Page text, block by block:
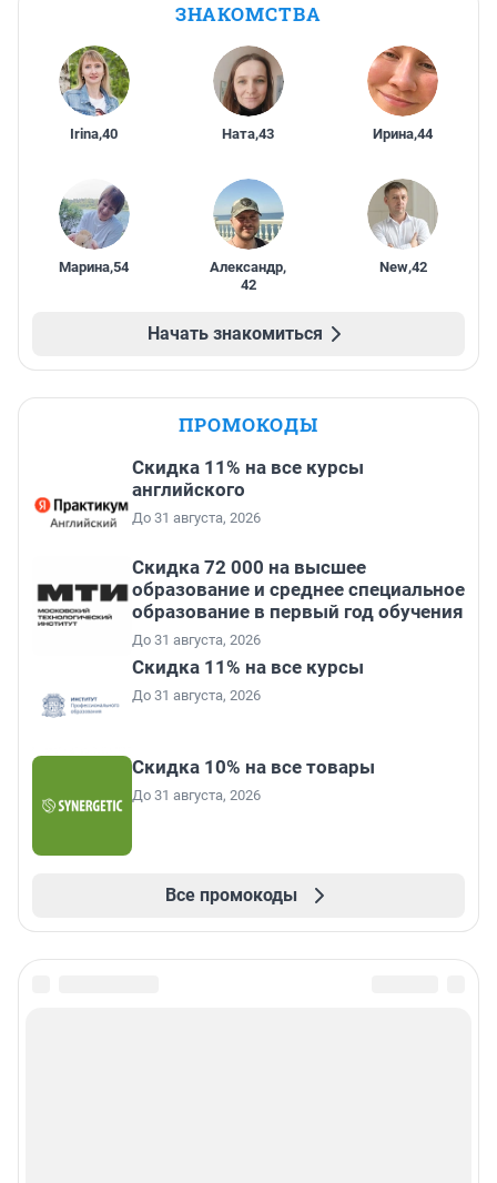
ЗНАКОМСТВА
Irina,40 Ната,43 Ирина,44
Марина,54 Александр,
42
New,42
Начать знакомиться
ПРОМОКОДЫ
Скидка 11% на все курсы
английского
До 31 августа, 2026
Скидка 72 000 на высшее
образование и среднее специальное
образование в первый год обучения
До 31 августа, 2026
Скидка 11% на все курсы
До 31 августа, 2026
Скидка 10% на все товары
До 31 августа, 2026
Все промокоды